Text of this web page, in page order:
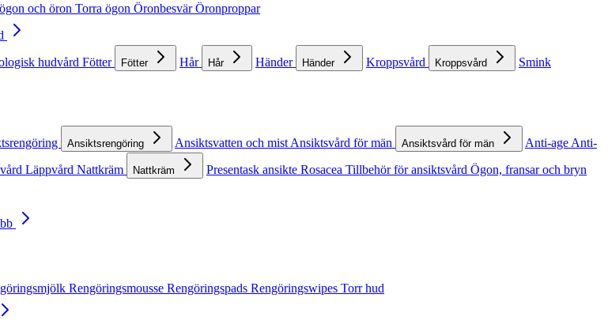
och öron Torra ögon ÖronbesvärÖronproppar
hudvård Fötter Fötter Hår Hår Händer Händer Kroppsvård Kroppsvård Smink
Ansiktsrengöring Ansiktsvatten och mist Ansiktsvård för män Ansiktsvård för män Anti-age Anti-
Läppvård Nattkräm Nattkräm Presentask ansikte Rosacea Tillbehör för ansiktsvård Ögon, fransar och bryn
Rengöringsmousse Rengöringspads Rengöringswipes Torr hud